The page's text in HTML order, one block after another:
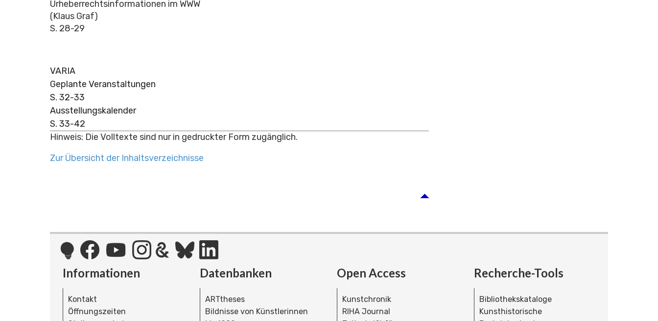
Urheberrechtsinformationen im WWW
(Klaus Graf)
S. 28-29
VARIA
Geplante Veranstaltungen
S. 32-33
Ausstellungskalender
S. 33-42
Hinweis: Die Volltexte sind nur in gedruckter Form zugänglich.
Zur Übersicht der Inhaltsverzeichnisse
Informationen
Kontakt
Öffnungszeiten
Datenbanken
ARTtheses
Bildnisse von Künstlerinnen
Open Access
Kunstchronik
RIHA Journal
Recherche-Tools
Bibliothekskataloge
Kunsthistorische